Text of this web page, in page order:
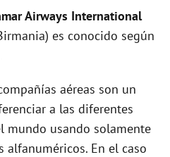
Airways International
es conocido según
aéreas son un
a las diferentes
mundo usando solamente
En el caso